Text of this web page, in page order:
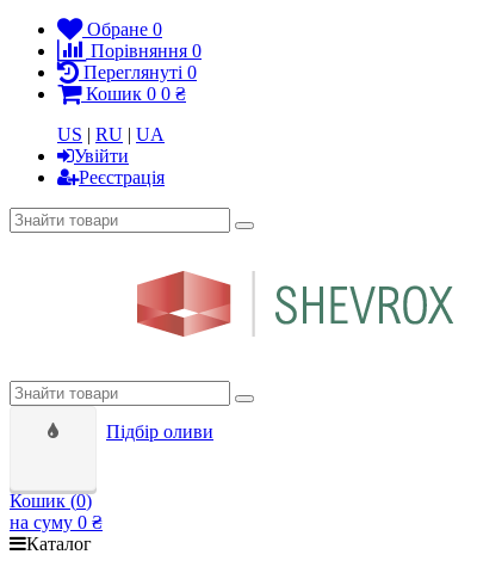
Обране 0
Порівняння 0
Переглянуті 0
Кошик 0 0 ₴
US | RU | UA
Увійти
Реєстрація
Підбір оливи
Кошик (0)
на суму 0 ₴
Каталог